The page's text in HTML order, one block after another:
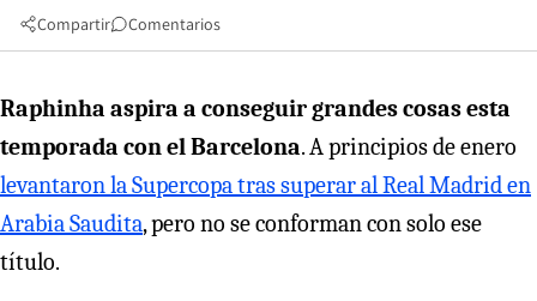
Compartir Comentarios
Raphinha aspira a conseguir grandes cosas esta
temporada con el Barcelona. A principios de enero
levantaron la Supercopa tras superar al Real Madrid en
Arabia Saudita, pero no se conforman con solo ese
título.